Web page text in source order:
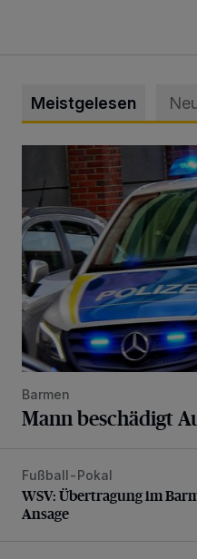
Meistgelesen
Mann beschädigt Autos
Barmen
Mann beschädigt
WSV: Übertragung im
Fußball-Pokal
WSV: Übertragung im
Ansage